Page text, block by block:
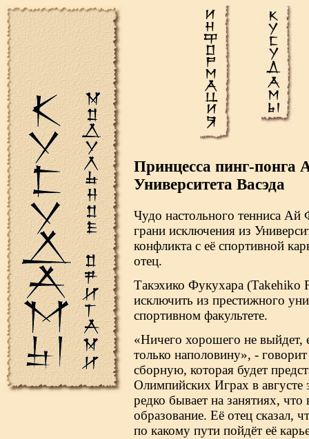
Принцесса пинг-понга
Университета Васэда
Чудо настольного тенниса Ай
грани исключения из
конфликта с её спортивной
отец.
Такэхико Фукухара (Takehiko
исключить из престижного
спортивном факультете.
«Ничего хорошего не выйдет,
только наполовину», -
сборную, которая будет
Олимпийских Играх в августе
редко бывает на занятиях,
образование. Её отец сказал,
по какому пути пойдёт её